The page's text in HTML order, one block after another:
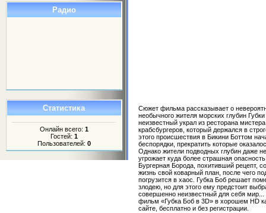
Радио
Статистика
Онлайн всего: 1
Гостей: 1
Пользователей: 0
Сюжет фильма рассказывает о
необычного жителя морских глубин
неизвестный украл из ресторана
крабсбургеров, который держался в
этого происшествия в Бикини Боттом
беспорядки, прекратить которые
Однако жители подводных глубин даже
угрожает куда более страшная
Бургерная Борода, похитивший рецепт,
жизнь свой коварный план, после чего
погрузится в хаос. Губка Боб решает
злодею, но для этого ему предстоит
совершенно неизвестный для себя
фильм «Губка Боб в 3D» в хорошем HD
сайте, бесплатно и без регистрации.